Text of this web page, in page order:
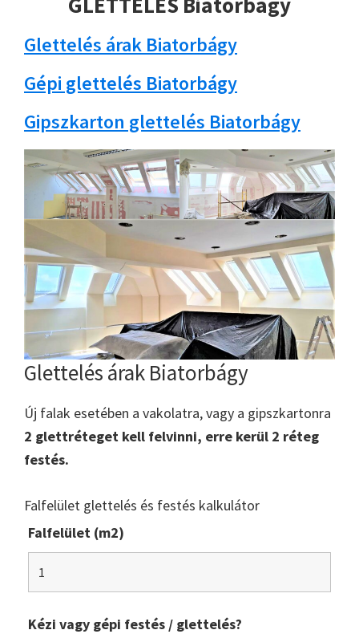
Glettelés árak Biatorbágy
Gépi glettelés Biatorbágy
Gipszkarton glettelés Biatorbágy
Glettelés árak Biatorbágy
Új falak esetében a vakolatra, vagy a gipszkartonra
2 glettréteget kell felvinni, erre kerül 2 réteg
festés.
Falfelület glettelés és festés kalkulátor
Falfelület (m2)
Kézi vagy gépi festés / glettelés?